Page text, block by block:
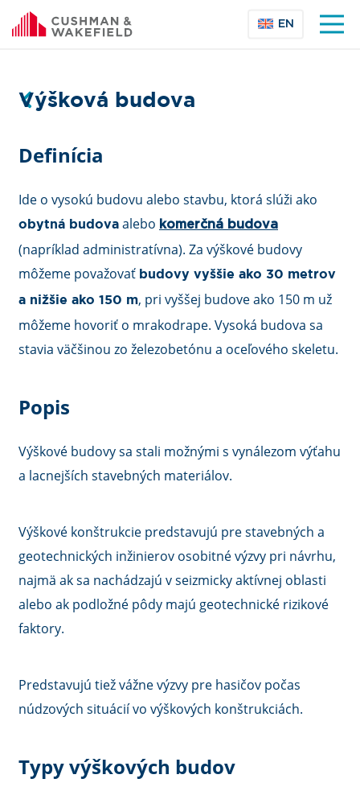
EN
Výšková budova
Definícia
Ide o vysokú budovu alebo stavbu, ktorá slúži ako
obytná budova alebo komerčná budova
(napríklad administratívna). Za výškové budovy
môžeme považovať budovy vyššie ako 30 metrov
a nižšie ako 150 m, pri vyššej budove ako 150 m už
môžeme hovoriť o mrakodrape. Vysoká budova sa
stavia väčšinou zo železobetónu a oceľového skeletu.
Popis
Výškové budovy sa stali možnými s vynálezom výťahu
a lacnejších stavebných materiálov.
Výškové konštrukcie predstavujú pre stavebných a
geotechnických inžinierov osobitné výzvy pri návrhu,
najmä ak sa nachádzajú v seizmicky aktívnej oblasti
alebo ak podložné pôdy majú geotechnické rizikové
faktory.
Predstavujú tiež vážne výzvy pre hasičov počas
núdzových situácií vo výškových konštrukciách.
Typy výškových budov